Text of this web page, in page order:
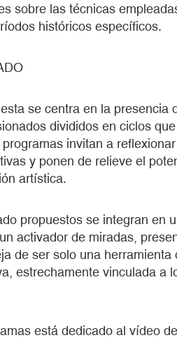
sobre las técnicas
históricos específicos.
se centra en la presencia
divididos en ciclos
invitan a
y ponen de relieve el
artística.
propuestos se integran en
activador de miradas,
de ser solo una
estrechamente vinculada a
está dedicado al vídeo